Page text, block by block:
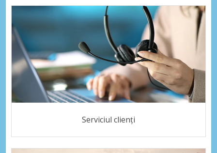
Serviciul clienți